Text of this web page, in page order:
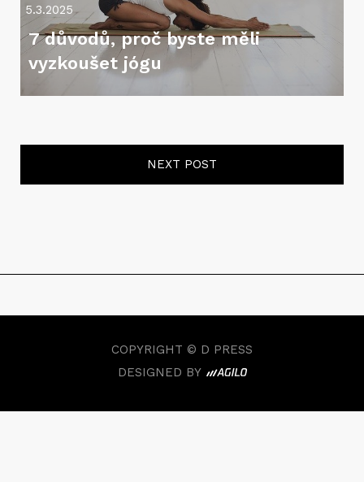
5.3.2025
7 důvodů, proč byste měli
vyzkoušet jógu
NEXT POST
COPYRIGHT © D PRESS
DESIGNED BY